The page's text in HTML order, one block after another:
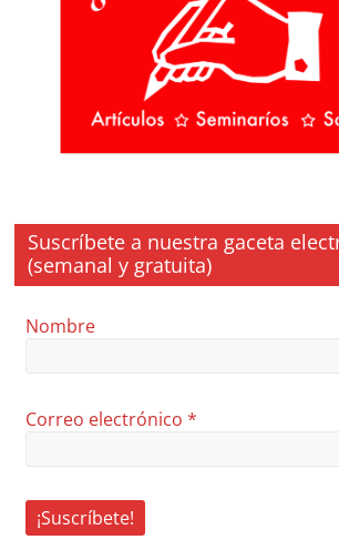
Suscríbete a nuestra gaceta
(semanal y gratuita)
Nombre
Correo electrónico*